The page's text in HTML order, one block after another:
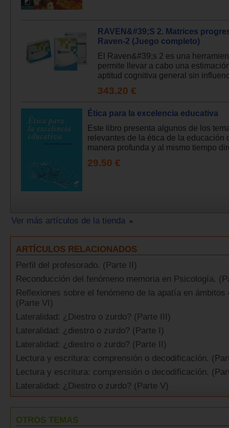
RAVEN&#39;S 2. Matrices
Raven-2 (Juego completo)
El Raven&#39;s 2 es una
permite llevar a cabo una
aptitud cognitiva general sin
343.20 €
Ética para la excelencia educativa
Este libro presenta algunos de los
relevantes de la ética de la educación
manera profunda y al mismo tiempo
29.50 €
Ver más artículos de la tienda
ARTÍCULOS RELACIONADOS
Perfil del profesorado. (Parte II)
Reconducción del fenómeno memoria en Psicología.
Reflexiones sobre el fenómeno de la apatía en ámbitos
(Parte VI)
Lateralidad: ¿Diestro o zurdo? (Parte III)
Lateralidad: ¿diestro o zurdo? (Parte I)
Lateralidad: ¿diestro o zurdo? (Parte II)
Lectura y escritura: comprensión o decodificación.
Lectura y escritura: comprensión o decodificación.
Lateralidad: ¿Diestro o zurdo? (Parte V)
OTROS TEMAS